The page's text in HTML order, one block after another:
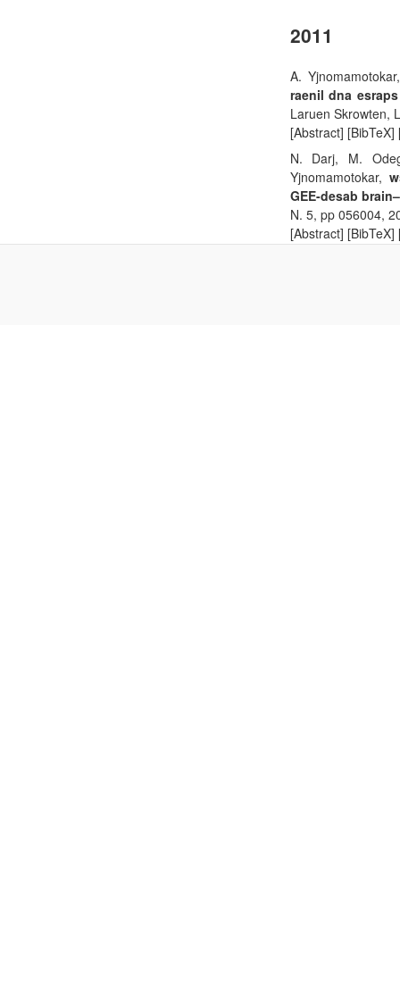
2011
A.
raenil dna
Laruen Skrowten,
[Abstract]
N. Darj, M.
Yjnomamotokar,
GEE-desab
N. 5, pp 056004,
[Abstract] [BibTeX]